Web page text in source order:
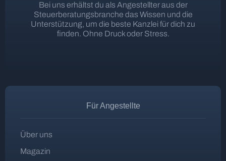
Bei uns erhältst du als Angestellter aus der
Steuerberatungsbranche das Wissen und die
Unterstützung, um die beste Kanzlei für dich zu
finden. Ohne Druck oder Stress.
Für Angestellte
Über uns
Magazin